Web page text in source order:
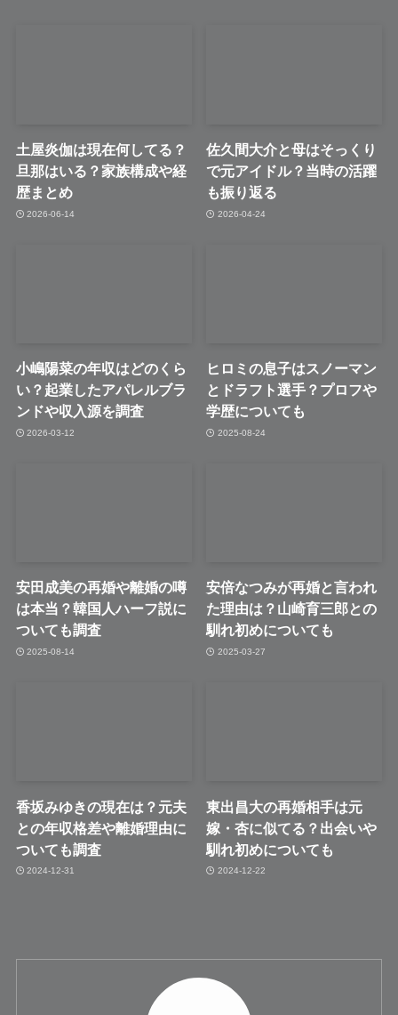
土屋炎伽は現在何してる？
旦那はいる？家族構成や経
歴まとめ
2026-06-14
佐久間大介と母はそっくり
で元アイドル？当時の活躍
も振り返る
2026-04-24
小嶋陽菜の年収はどのくら
い？起業したアパレルブラ
ンドや収入源を調査
2026-03-12
ヒロミの息子はスノーマン
とドラフト選手？プロフや
学歴についても
2025-08-24
安田成美の再婚や離婚の噂
は本当？韓国人ハーフ説に
ついても調査
2025-08-14
安倍なつみが再婚と言われ
た理由は？山崎育三郎との
馴れ初めについても
2025-03-27
香坂みゆきの現在は？元夫
との年収格差や離婚理由に
ついても調査
2024-12-31
東出昌大の再婚相手は元
嫁・杏に似てる？出会いや
馴れ初めについても
2024-12-22